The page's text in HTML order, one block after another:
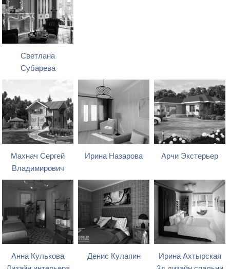
Светлана
Субарева
Махнач Сергей
Владимирович
Ирина Назарова Арчи Экстерьер
Анна Кулькова
Денис Кулапин
Ирина Ахтырская